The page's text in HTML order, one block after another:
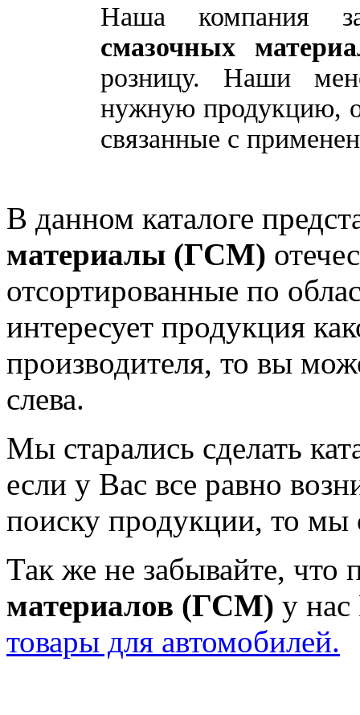
Наша компания
смазочных
розницу. Наши
нужную продукцию,
связанные с
В данном каталоге
материалы (ГСМ)
отсортированные по
интересует продукция
производителя, то вы
слева.
Мы старались сделать
если у Вас все равно
поиску продукции, то
Так же не забывайте,
материалов (ГСМ) у
товары для автомобилей.